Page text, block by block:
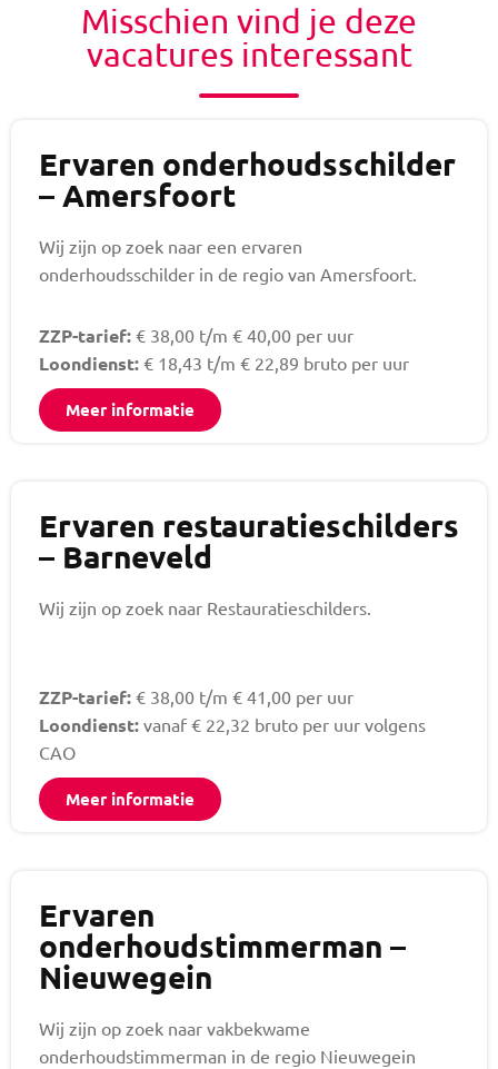
Misschien vind je deze
vacatures interessant
Ervaren onderhoudsschilder
– Amersfoort
Wij zijn op zoek naar een ervaren
onderhoudsschilder in de regio van Amersfoort.
ZZP-tarief: € 38,00 t/m € 40,00 per uur
Loondienst: € 18,43 t/m € 22,89 bruto per uur
Meer informatie
Ervaren restauratieschilders
– Barneveld
Wij zijn op zoek naar Restauratieschilders.
ZZP-tarief: € 38,00 t/m € 41,00 per uur
Loondienst: vanaf € 22,32 bruto per uur volgens
CAO
Meer informatie
Ervaren
onderhoudstimmerman –
Nieuwegein
Wij zijn op zoek naar vakbekwame
onderhoudstimmerman in de regio Nieuwegein